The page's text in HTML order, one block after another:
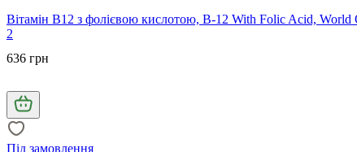
Вітамін В12 з фолієвою кислотою, B-12 With Folic Acid, World
2
636 грн
Під замовлення